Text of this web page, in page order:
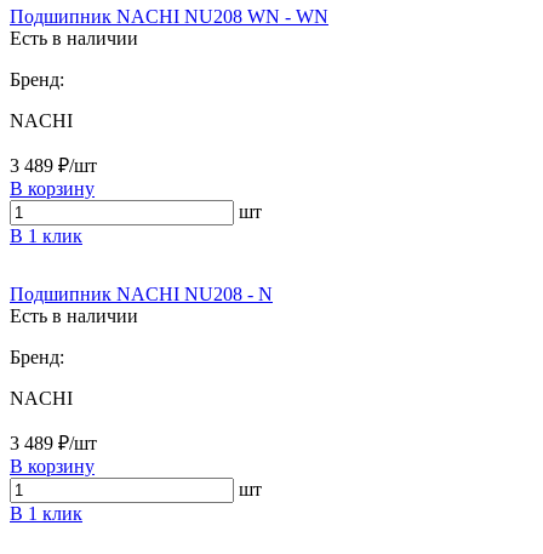
Подшипник NACHI NU208 WN - WN
Есть в наличии
Бренд:
NACHI
3 489 ₽/шт
В корзину
шт
В 1 клик
Подшипник NACHI NU208 - N
Есть в наличии
Бренд:
NACHI
3 489 ₽/шт
В корзину
шт
В 1 клик